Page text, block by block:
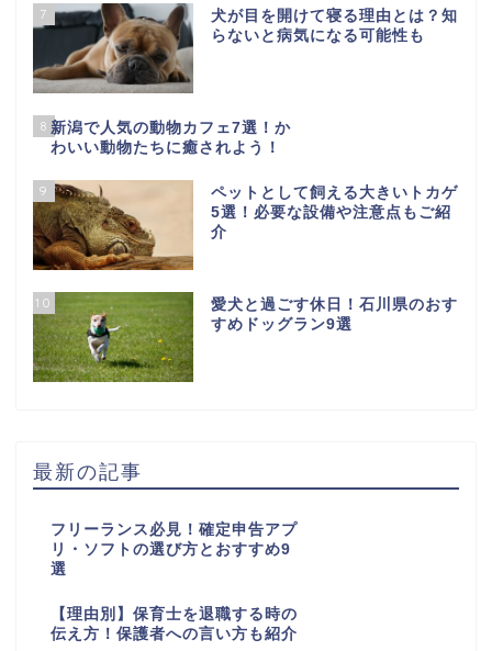
7
犬が目を開けて寝る理由とは？知
らないと病気になる可能性も
8 新潟で人気の動物カフェ7選！か
わいい動物たちに癒されよう！
9
ペットとして飼える大きいトカゲ
5選！必要な設備や注意点もご紹
介
10
愛犬と過ごす休日！石川県のおす
すめドッグラン9選
最新の記事
フリーランス必見！確定申告アプ
リ・ソフトの選び方とおすすめ9
選
【理由別】保育士を退職する時の
伝え方！保護者への言い方も紹介